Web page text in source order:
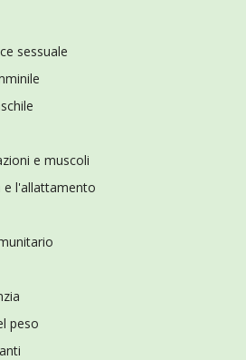
sessuale
e muscoli
e l'allattamento
peso